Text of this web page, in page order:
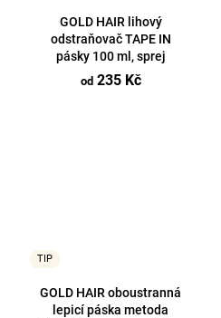
GOLD HAIR lihový
odstraňovač TAPE IN
pásky 100 ml, sprej
od235 Kč
TIP
GOLD HAIR oboustranná
lepicí páska metoda